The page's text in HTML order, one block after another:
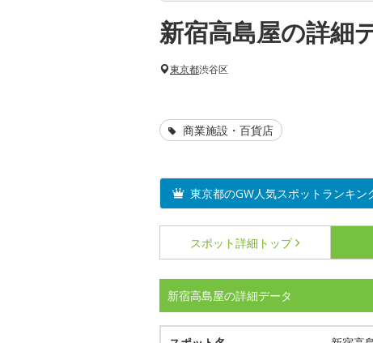
新宿高島屋の詳細
東京都渋谷区
商業施設・百貨店
東京都のGW人気スポットランキン
スポット詳細 トップ
新宿高島屋の詳細データ